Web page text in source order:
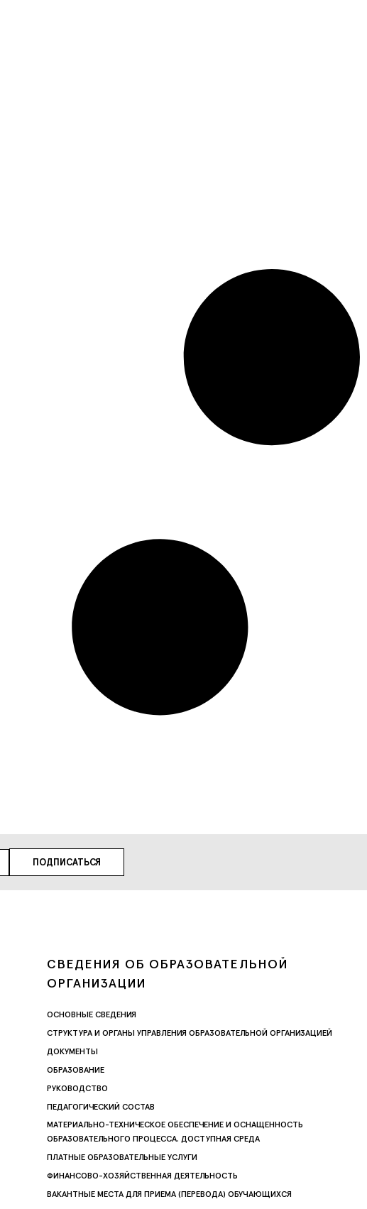
СВЕДЕНИЯ ОБ ОБРАЗОВАТЕЛЬНОЙ
ОРГАНИЗАЦИИ
ОСНОВНЫЕ СВЕДЕНИЯ
СТРУКТУРА И ОРГАНЫ УПРАВЛЕНИЯ ОБРАЗОВАТЕЛЬНОЙ ОРГАНИЗАЦИЕЙ
ДОКУМЕНТЫ
ОБРАЗОВАНИЕ
РУКОВОДСТВО
ПЕДАГОГИЧЕСКИЙ СОСТАВ
МАТЕРИАЛЬНО-ТЕХНИЧЕСКОЕ ОБЕСПЕЧЕНИЕ И ОСНАЩЕННОСТЬ
ОБРАЗОВАТЕЛЬНОГО ПРОЦЕССА. ДОСТУПНАЯ СРЕДА
ПЛАТНЫЕ ОБРАЗОВАТЕЛЬНЫЕ УСЛУГИ
ФИНАНСОВО-ХОЗЯЙСТВЕННАЯ ДЕЯТЕЛЬНОСТЬ
ВАКАНТНЫЕ МЕСТА ДЛЯ ПРИЕМА (ПЕРЕВОДА) ОБУЧАЮЩИХСЯ